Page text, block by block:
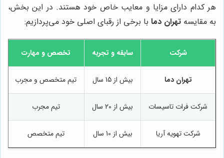
هر کدام دارای مزایا و معایب خاص خود هستند. در این بخش،
به مقایسه تهران دما با برخی از رقبای اصلی خود می‌پردازیم:
شرکت سابقه و تجربه تخصص و مهارت
تهران دما بیش از 15 سال تیم متخصص و مجرب
شرکت فرات تاسیسات بیش از 20 سال تیم مجرب
شرکت تهویه آریا بیش از 10 سال تیم متخصص